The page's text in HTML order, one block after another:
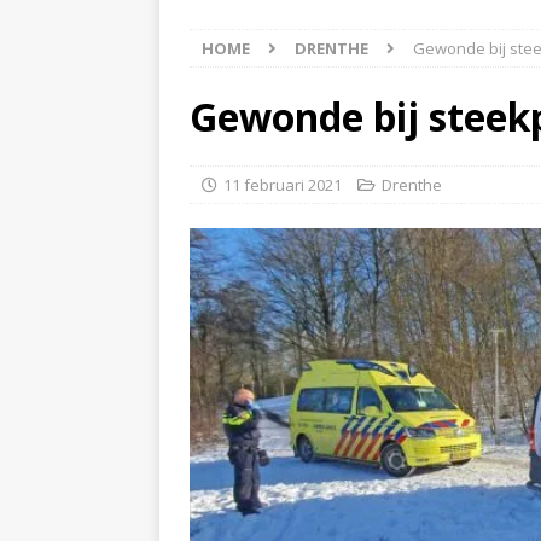
[ 4 augustus 2026 ]
Hoogeveen(Video)
[ 4 augustus 2026 ]
NIEUWS
[ 6 augustus 2026 ]
NIEUWS
HOME DRENTHE Gewonde bij
Gewonde bij
11 februari 2021 Drenthe